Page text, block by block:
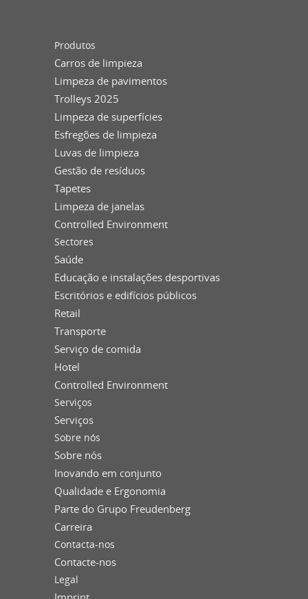
Produtos
Carros de limpieza
Limpeza de pavimentos
Trolleys 2025
Limpeza de superfícies
Esfregões de limpieza
Luvas de limpieza
Gestão de resíduos
Tapetes
Limpeza de janelas
Controlled Environment
Sectores
Saúde
Educação e instalações desportivas
Escritórios e edifícios públicos
Retail
Transporte
Serviço de comida
Hotel
Controlled Environment
Serviços
Serviços
Sobre nós
Sobre nós
Inovando em conjunto
Qualidade e Ergonomia
Parte do Grupo Freudenberg
Carreira
Contacta-nos
Contacte-nos
Legal